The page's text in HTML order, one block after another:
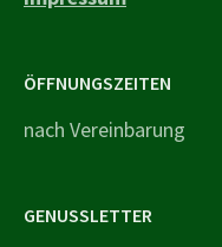
ÖFFNUNGSZEITEN
nach Vereinbarung
GENUSSLETTER